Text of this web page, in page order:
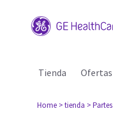
Tienda Ofertas
Home > tienda > Partes